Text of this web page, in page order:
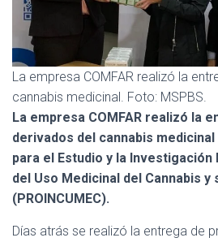
La empresa COMFAR realizó la
cannabis medicinal. Foto: MSPBS.
La empresa COMFAR realizó la
derivados del cannabis
para el Estudio y la
del Uso Medicinal del Cannabis y
(PROINCUMEC).
Días atrás se realizó la entrega de